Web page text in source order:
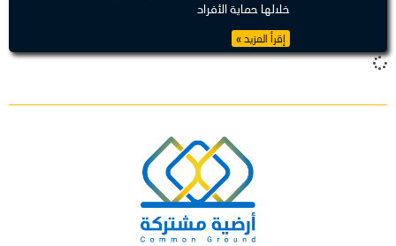
خلالها حماية الأفراد
إقرأ المزيد »